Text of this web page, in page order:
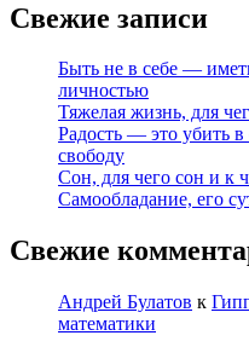
Свежие записи
Быть не в себе —
личностью
Тяжелая жизнь, для
Радость — это убить
свободу
Сон, для чего сон и к
Самообладание, его
Свежие
Андрей Булатов к
математики